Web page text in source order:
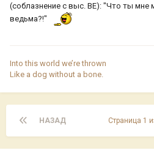
(соблазнение с выс. BE): "Что ты мне
ведьма?!"
Into this world we’re thrown
Like a dog without a bone.
НАЗАД Страница 1